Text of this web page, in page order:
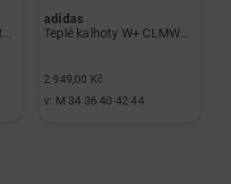
adidas
2 949,00 Kč
v: M 34 36 40 42 44